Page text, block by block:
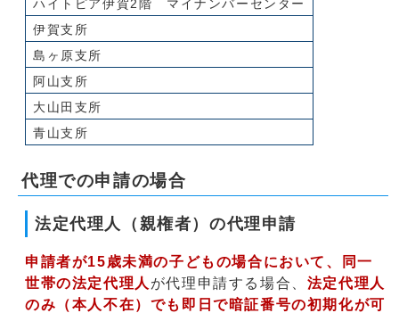
ハイトピア伊賀2階 マイナンバーセンター
伊賀支所
島ヶ原支所
阿山支所
大山田支所
青山支所
代理での申請の場合
法定代理人（親権者）の代理申請
申請者が15歳未満の子どもの場合において、
同一
世帯の法定代理人 が代理申請する場合、 法定代理人
のみ（本人不在）でも即日で暗証番号の初期化が可